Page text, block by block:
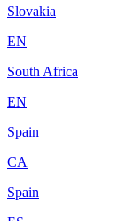
Slovakia
EN
South Africa
EN
Spain
CA
Spain